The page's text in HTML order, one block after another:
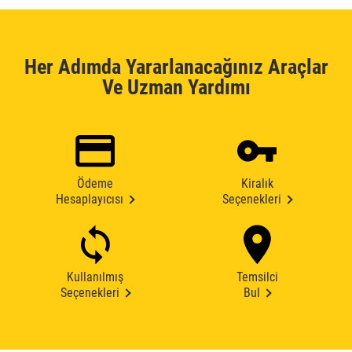
Her Adımda Yararlanacağınız Araçlar
Ve Uzman Yardımı
Ödeme
Hesaplayıcısı
Kiralık
Seçenekleri
Kullanılmış
Seçenekleri
Temsilci
Bul